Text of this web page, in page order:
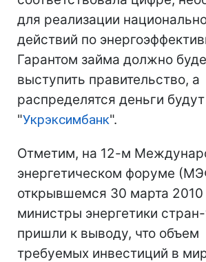
для реализации
действий по
Гарантом займа должно
выступить правительство, а
распределятся деньги
"Укрэксимбанк".
Отметим, на 12-м
энергетическом форуме
открывшемся 30 марта 2010
министры энергетики
пришли к выводу, что объем
требуемых инвестиций в